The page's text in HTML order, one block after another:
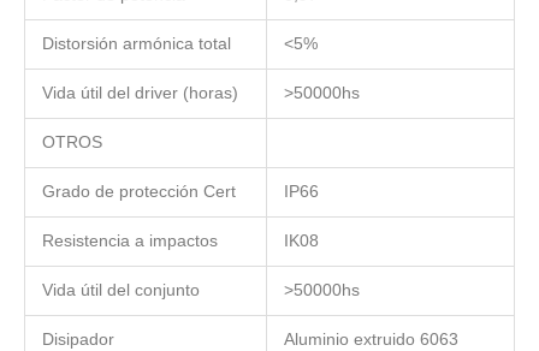
Distorsión armónica total <5%
Vida útil del driver (horas) >50000hs
OTROS
Grado de protección Cert IP66
Resistencia a impactos IK08
Vida útil del conjunto >50000hs
Disipador Aluminio extruido 6063